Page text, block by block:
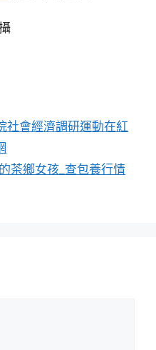
社會經濟調研運動在紅
茶鄉女孩_查包養行情